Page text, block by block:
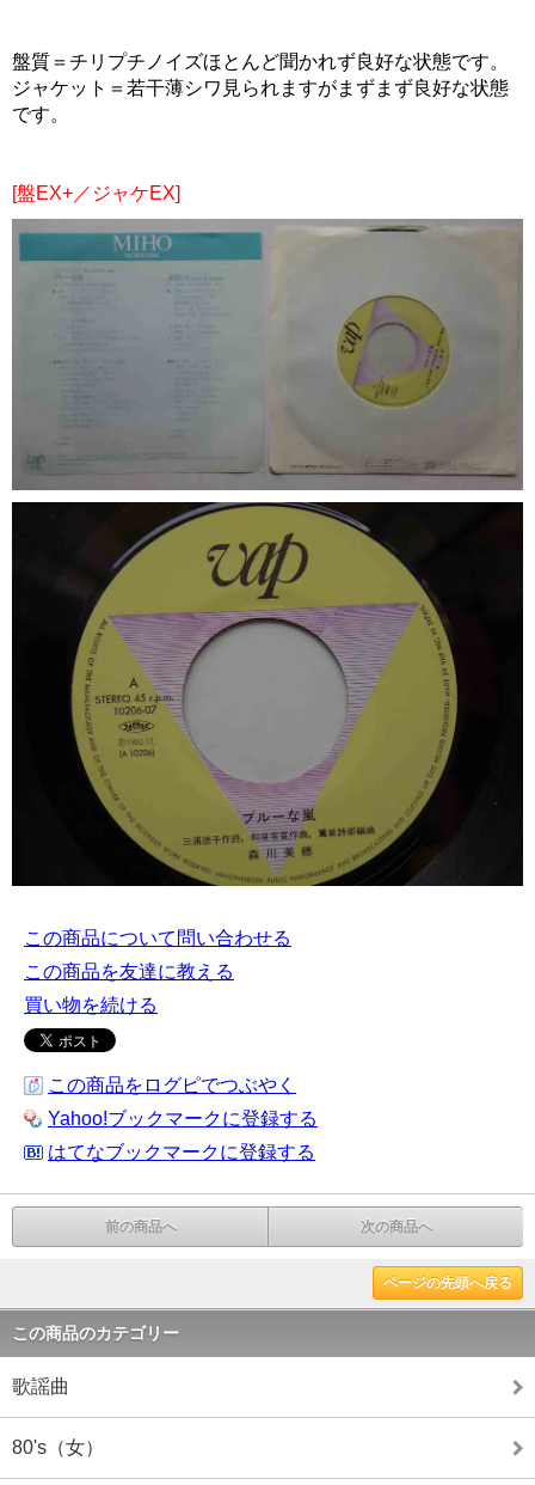
盤質＝チリプチノイズほとんど聞かれず良好な状態です。
ジャケット＝若干薄シワ見られますがまずまず良好な状態
です。
[盤EX+／ジャケEX]
この商品について問い合わせる
この商品を友達に教える
買い物を続ける
この商品をログピでつぶやく
Yahoo!ブックマークに登録する
はてなブックマークに登録する
前の商品へ 次の商品へ
ページの先頭へ戻る
この商品のカテゴリー
歌謡曲
80's（女）